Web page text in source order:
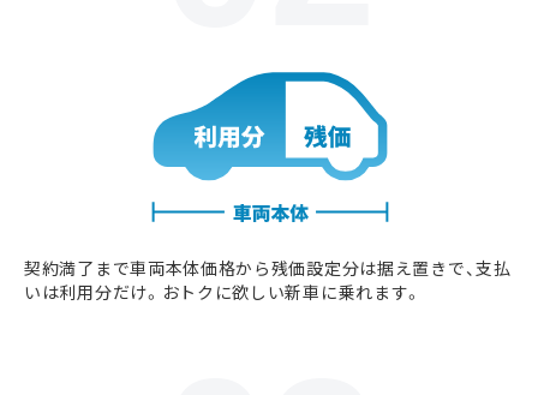
契約満了まで車両本体価格から残価設定分は据え置きで、支払
いは利用分だけ。おトクに欲しい新車に乗れます。